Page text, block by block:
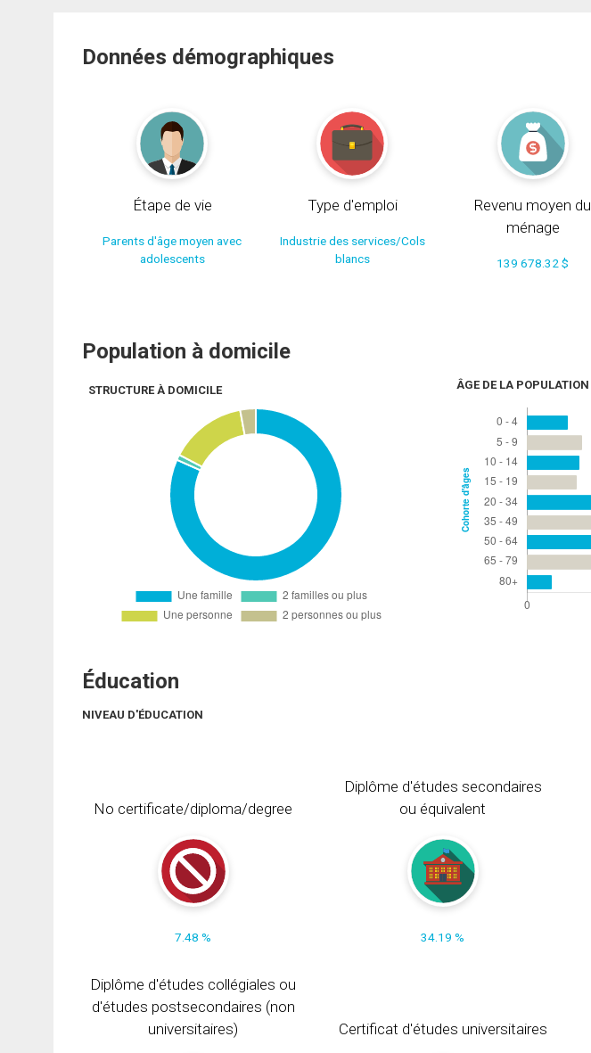
Données démographiques
Étape de vie
Parents d'âge moyen avec
adolescents
Type d'emploi
Industrie des services/Cols
blancs
Revenu moyen du
ménage
139 678.32 $
Population à domicile
STRUCTURE À DOMICILE ÂGE DE LA POPULATION
Éducation
NIVEAU D'ÉDUCATION
No certificate/diploma/degree
7.48 %
Diplôme d'études secondaires
ou équivalent
34.19 %
Diplôme d'études collégiales ou
d'études postsecondaires (non
universitaires)
Certificat d'études universitaires